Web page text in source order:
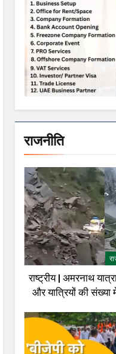
राजनीति
राष्ट्रीय | अमरनाथ
और यात्रियों की